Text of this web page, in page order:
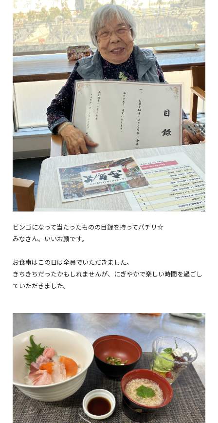
ビンゴになって当たったものの目録を持ってパチリ☆
みなさん、いいお顔です。
お食事はこの日は全員でいただきました。
きちきちだったかもしれませんが、にぎやかで楽しい時間を過ごし
ていただきました。